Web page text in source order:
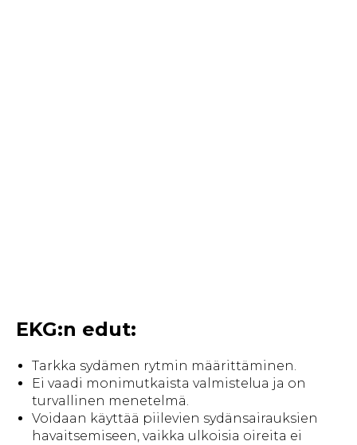
EKG:n edut:
Tarkka sydämen rytmin määrittäminen.
Ei vaadi monimutkaista valmistelua ja on
turvallinen menetelmä.
Voidaan käyttää piilevien sydänsairauksien
havaitsemiseen, vaikka ulkoisia oireita ei